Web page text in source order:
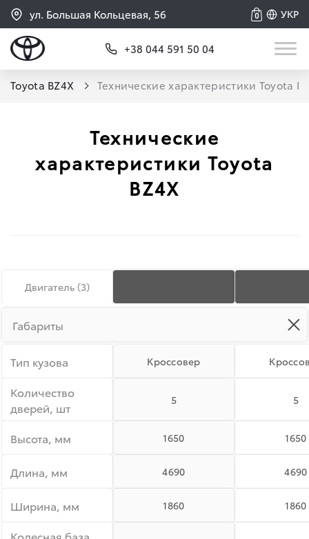
ул. Большая Кольцевая, 56 УКР
0
+38 044 591 50 04
Toyota BZ4X Технические характеристики Toyota
Технические
характеристики Toyota
BZ4X
Двигатель (3)
Габариты
Тип кузова Кроссовер
Количество
дверей, шт
5 5
Высота, мм 1650 1650
Длина, мм 4690 4690
Ширина, мм 1860 1860